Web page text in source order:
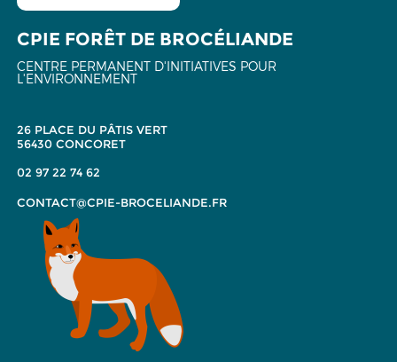
CPIE FORÊT DE BROCÉLIANDE
CENTRE PERMANENT D'INITIATIVES POUR
L'ENVIRONNEMENT
26 PLACE DU PÂTIS VERT
56430 CONCORET
02 97 22 74 62
CONTACT@CPIE-BROCELIANDE.FR